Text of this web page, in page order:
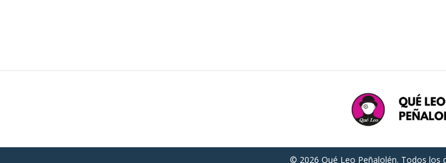
© 2026 Qué Leo Peñalolén. Todos los